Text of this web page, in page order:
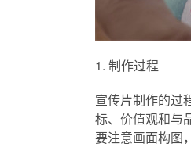
1. 制作过程
宣传片制作的过
标、价值观和与
要注意画面构图